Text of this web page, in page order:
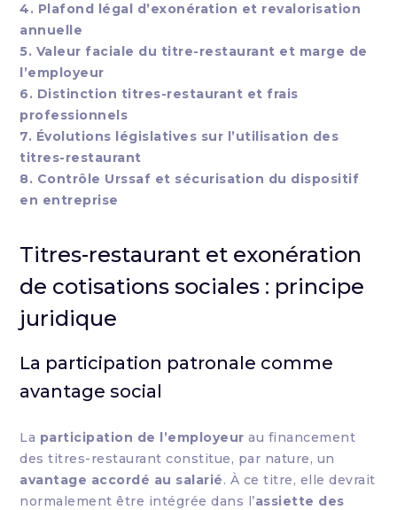
4. Plafond légal d’exonération et revalorisation
annuelle
5. Valeur faciale du titre-restaurant et marge de
l’employeur
6. Distinction titres-restaurant et frais
professionnels
7. Évolutions législatives sur l’utilisation des
titres-restaurant
8. Contrôle Urssaf et sécurisation du dispositif
en entreprise
Titres-restaurant et exonération
de cotisations sociales : principe
juridique
La participation patronale comme
avantage social
La participation de l’employeur au financement
des titres-restaurant constitue, par nature, un
avantage accordé au salarié. À ce titre, elle devrait
normalement être intégrée dans l’assiette des